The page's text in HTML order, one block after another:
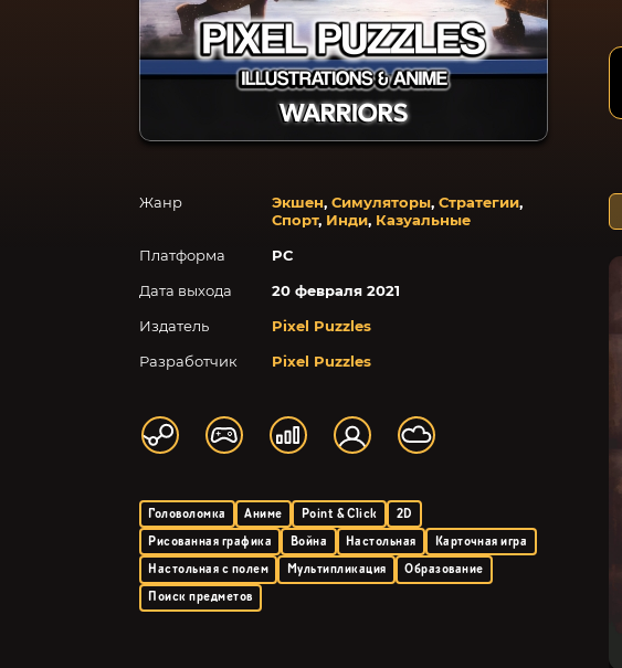
Жанр Экшен, Симуляторы, Стратегии,
Спорт, Инди, Казуальные
Платформа
PC
Дата выхода
20 февраля 2021
Издатель
Pixel Puzzles
Разработчик
Pixel Puzzles
Головоломка Аниме Point & Click
2D
Рисованная графика
Война Настольная
Карточная игра
Настольная с полем
Мультипликация
Образование
Поиск предметов